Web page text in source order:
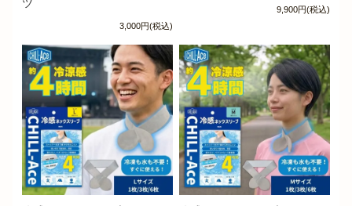
ツ
3,000円(税込)
9,900円(税込)